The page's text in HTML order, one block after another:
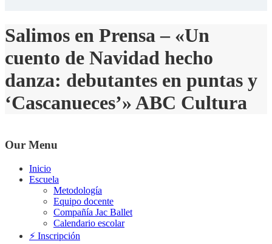
Salimos en Prensa – «Un
cuento de Navidad hecho
danza: debutantes en puntas y
‘Cascanueces’» ABC Cultura
Our Menu
Inicio
Escuela
Metodología
Equipo docente
Compañía Jac Ballet
Calendario escolar
⚡️ Inscripción